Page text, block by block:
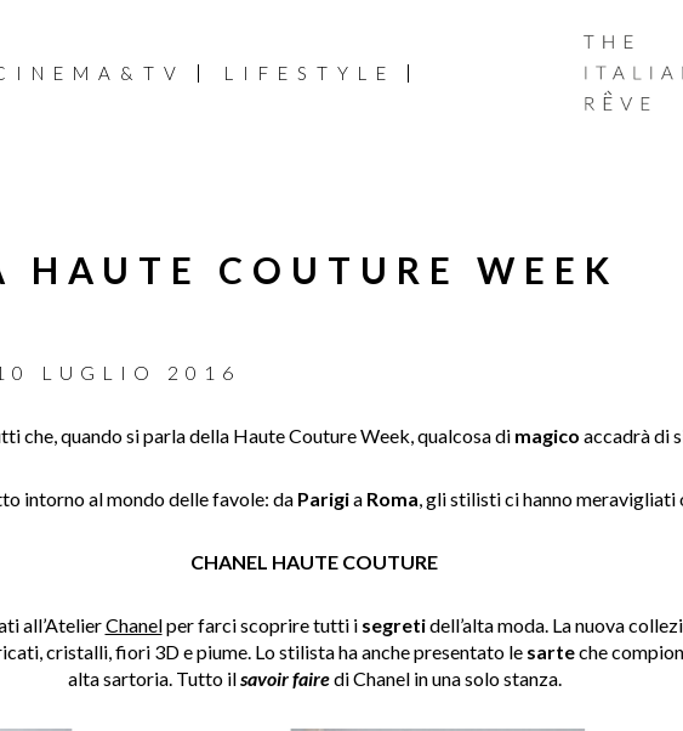
LIFESTYLE
RÊVE
HAUTE COUTURE WEEK
LUGLIO 2016
che, quando si parla della Haute Couture Week, qualcosa di magico accadrà di
intorno al mondo delle favole: da Parigia Roma, gli stilisti ci hanno meravigliati
CHANEL HAUTE COUTURE
all’AtelierChanelper farci scoprire tutti i segretidell’alta moda. La nuova
cristalli, fiori 3D e piume. Lo stilista ha anche presentato le sarteche
alta sartoria. Tutto ilsavoir fairedi Chanel in una solo stanza.